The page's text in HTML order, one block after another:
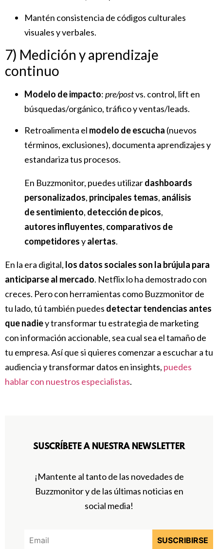
Mantén consistencia de códigos culturales
visuales y verbales.
7) Medición y aprendizaje
continuo
Modelo de impacto:pre/postvs. control, lift en
búsquedas/orgánico, tráfico y ventas/leads.
Retroalimenta el modelo de escucha (nuevos
términos, exclusiones), documenta aprendizajes y
estandariza tus procesos.
En Buzzmonitor, puedes utilizardashboards
personalizados, principales temas, análisis
de sentimiento, detección de picos,
autores influyentes, comparativos de
competidoresyalertas.
En la era digital, los datos sociales son la brújula para
anticiparse al mercado. Netflix lo ha demostrado con
creces. Pero con herramientas como Buzzmonitor de
tu lado, tú también puedes detectar tendencias antes
que nadiey transformar tu estrategia de marketing
con información accionable, sea cual sea el tamaño de
tu empresa. Así que si quieres comenzar a escuchar a tu
audiencia y transformar datos en insights, puedes
hablar con nuestros especialistas.
SUSCRÍBETE A NUESTRA NEWSLETTER
¡Mantente al tanto de las novedades de
Buzzmonitor y de las últimas noticias en
social media!